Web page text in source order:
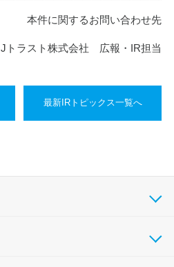
本件に関するお問い合わせ先
Jトラスト株式会社 広報・IR担当
最新IRトピックス一覧へ